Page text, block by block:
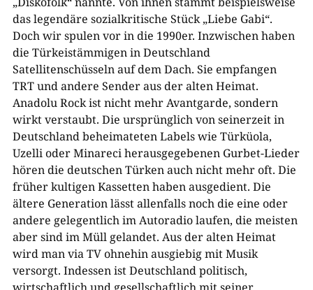
das legendäre sozialkritische Stück „Liebe Gabi“.
Doch wir spulen vor in die 1990er. Inzwischen haben
die Türkeistämmigen in Deutschland
Satellitenschüsseln auf dem Dach. Sie empfangen
TRT und andere Sender aus der alten Heimat.
Anadolu Rock ist nicht mehr Avantgarde, sondern
wirkt verstaubt. Die ursprünglich von seinerzeit in
Deutschland beheimateten Labels wie Türküola,
Uzelli oder Minareci herausgegebenen Gurbet-Lieder
hören die deutschen Türken auch nicht mehr oft. Die
früher kultigen Kassetten haben ausgedient. Die
ältere Generation lässt allenfalls noch die eine oder
andere gelegentlich im Autoradio laufen, die meisten
aber sind im Müll gelandet. Aus der alten Heimat
wird man via TV ohnehin ausgiebig mit Musik
versorgt. Indessen ist Deutschland politisch,